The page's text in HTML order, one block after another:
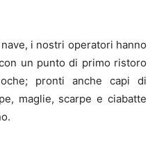
i nostri operatori hanno
un punto di primo ristoro
pronti anche capi di
maglie, scarpe e ciabatte